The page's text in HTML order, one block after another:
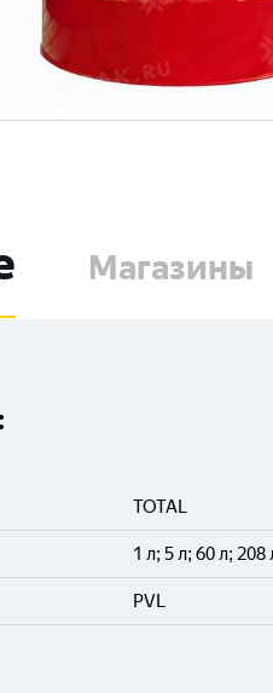
Магазины
TOTAL
1 л; 5 л; 60 л; 208
PVL